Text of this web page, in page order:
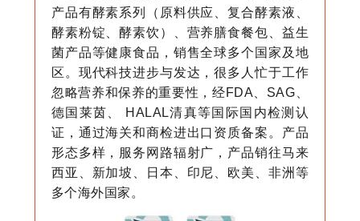
产品有酵素系列（原料供应、复合酵素液、
酵素粉锭、酵素饮）、营养膳食餐包、益生
菌产品等健康食品，销售全球多个国家及地
区。现代科技进步与发达，很多人忙于工作
忽略营养和保养的重要性，经FDA、SAG、
德国莱茵、 HALAL清真等国际国内检测认
证，通过海关和商检进出口资质备案。产品
形态多样，服务网路辐射广，产品销往马来
西亚、新加坡、日本、印尼、欧美、非洲等
多个海外国家。